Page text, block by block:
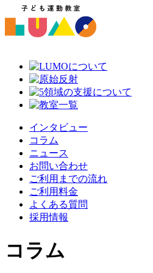
インタビュー
コラム
ニュース
お問い合わせ
ご利用までの流れ
ご利用料金
よくある質問
採用情報
コラム